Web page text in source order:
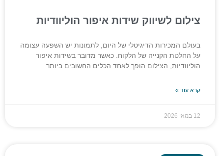
צילום לשיווק שידות איפור הוליוודיות
בעולם המכירות הדיגיטלי של היום, לתמונות יש השפעה עצומה
על החלטת הקנייה של הלקוח. כאשר מדובר בשידות איפור
הוליוודיות, הצילום הופך לאחד הכלים החשובים ביותר
קרא עוד »
12 במאי 2026